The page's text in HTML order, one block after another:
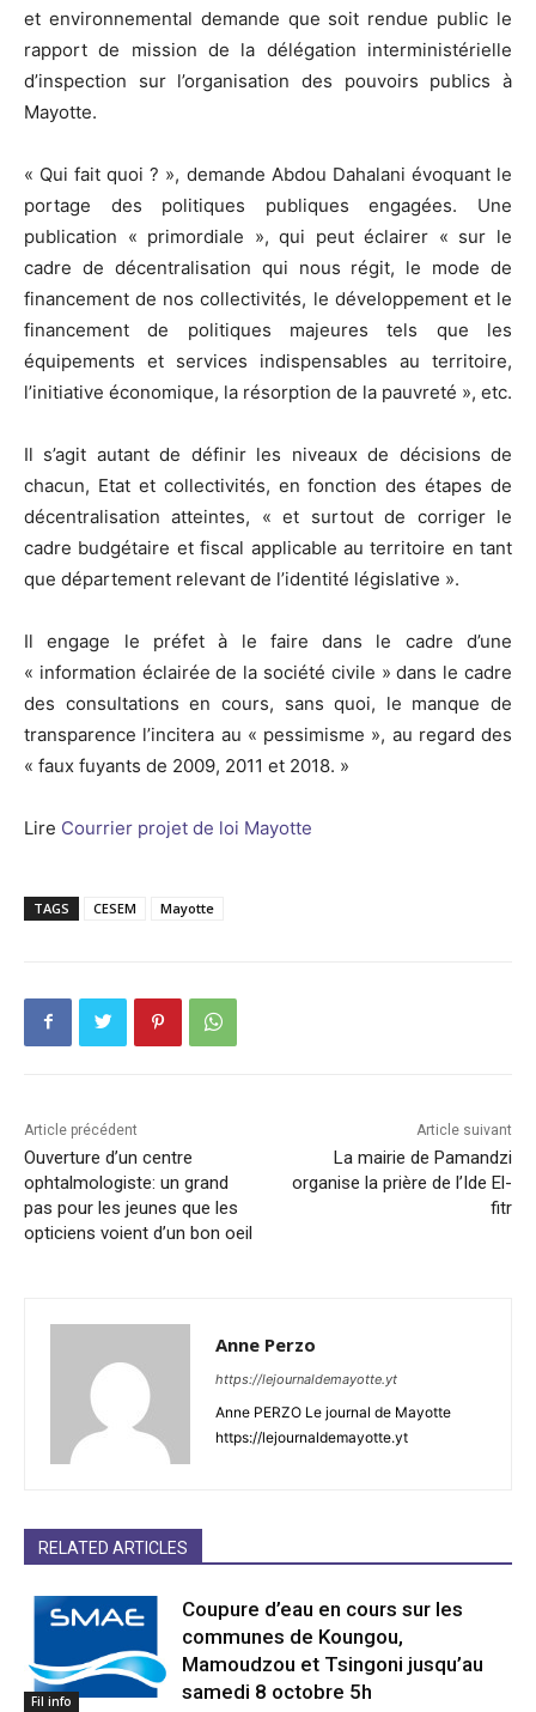
et environnemental demande que soit rendue public le
rapport de mission de la délégation interministérielle
d’inspection sur l’organisation des pouvoirs publics à
Mayotte.
« Qui fait quoi ? », demande Abdou Dahalani évoquant le
portage des politiques publiques engagées. Une
publication « primordiale », qui peut éclairer « sur le
cadre de décentralisation qui nous régit, le mode de
financement de nos collectivités, le développement et le
financement de politiques majeures tels que les
équipements et services indispensables au territoire,
l’initiative économique, la résorption de la pauvreté », etc.
Il s’agit autant de définir les niveaux de décisions de
chacun, Etat et collectivités, en fonction des étapes de
décentralisation atteintes, « et surtout de corriger le
cadre budgétaire et fiscal applicable au territoire en tant
que département relevant de l’identité législative ».
Il engage le préfet à le faire dans le cadre d’une
« information éclairée de la société civile » dans le cadre
des consultations en cours, sans quoi, le manque de
transparence l’incitera au « pessimisme », au regard des
« faux fuyants de 2009, 2011 et 2018. »
Lire Courrier projet de loi Mayotte
TAGS CESEM Mayotte
Article précédent
Ouverture d’un centre
ophtalmologiste: un grand
pas pour les jeunes que les
opticiens voient d’un bon oeil
Article suivant
La mairie de Pamandzi
organise la prière de l’Ide El-
fitr
Anne Perzo
https://lejournaldemayotte.yt
Anne PERZO Le journal de Mayotte
https://lejournaldemayotte.yt
RELATED ARTICLES
Fil info
Coupure d’eau en cours sur les
communes de Koungou,
Mamoudzou et Tsingoni jusqu’au
samedi 8 octobre 5h